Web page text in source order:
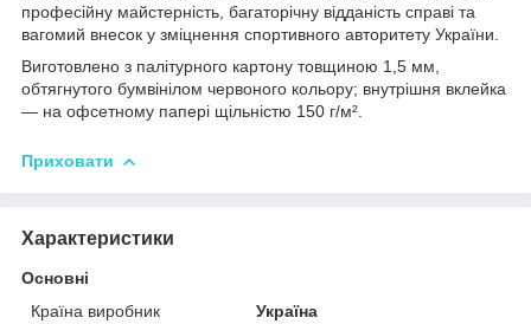
професійну майстерність, багаторічну відданість справі та
вагомий внесок у зміцнення спортивного авторитету України.
Виготовлено з палітурного картону товщиною 1,5 мм,
обтягнутого бумвінілом червоного кольору; внутрішня вклейка
— на офсетному папері щільністю 150 г/м².
Приховати
Характеристики
Основні
Країна виробник
Україна